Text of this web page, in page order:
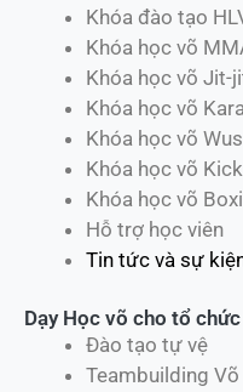
Khóa đào tạo
Khóa học võ
Khóa học võ Jit-
Khóa học võ
Khóa học võ
Khóa học võ
Khóa học võ
Hỗ trợ học viên
Tin tức và sự
Dạy Học võ cho tổ chức
Đào tạo tự vệ
Teambuilding Võ